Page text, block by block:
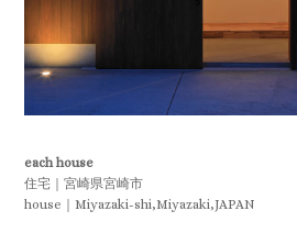
each house
住宅｜宮崎県宮崎市
house｜Miyazaki-shi,Miyazaki,JAPAN